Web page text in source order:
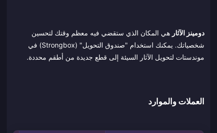
دومينز الآثار هي المكان الذي ستقضي فيه معظم وقتك لتحسين
شخصياتك. يمكنك استخدام "صندوق التحويل" (Strongbox) في
موندستات لتحويل الآثار السيئة إلى قطع جديدة من أطقم محددة.
العملات والموارد